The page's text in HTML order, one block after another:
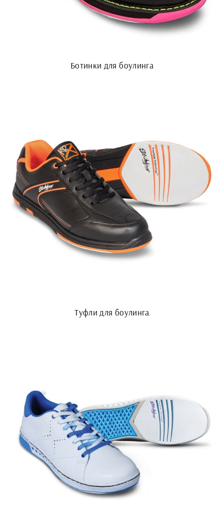
Ботинки для боулинга
Туфли для боулинга